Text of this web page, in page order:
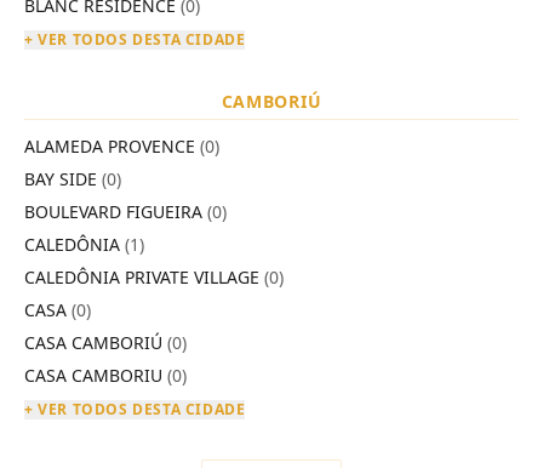
BLANC RESIDENCE (0)
+ VER TODOS DESTA CIDADE
CAMBORIÚ
ALAMEDA PROVENCE (0)
BAY SIDE (0)
BOULEVARD FIGUEIRA (0)
CALEDÔNIA (1)
CALEDÔNIA PRIVATE VILLAGE (0)
CASA (0)
CASA CAMBORIÚ (0)
CASA CAMBORIU (0)
+ VER TODOS DESTA CIDADE